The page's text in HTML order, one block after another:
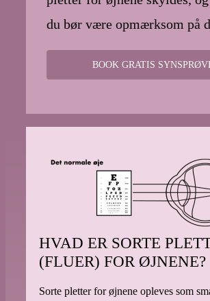
du bør være opmærksom på
BOOK GRATIS
HVAD ER SORTE
(FLUER) FOR ØJNENE?
Sorte pletter for øjnene opleves som